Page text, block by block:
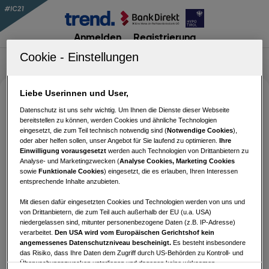
Anmelden Registrierung
#IC21 Phase 3 – Quiz 1
Für die Teilnahme an diesem Quiz musst du
angemeldet sein.
Benutzername oder E-Mail-Adresse
Passwort
Liebe Userinnen und User,
Datenschutz ist uns sehr wichtig. Um Ihnen die Dienste dieser Webseite
bereitstellen zu können, werden Cookies und ähnliche Technologien
eingesetzt, die zum Teil technisch notwendig sind (Notwendige Cookies),
oder aber helfen sollen, unser Angebot für Sie laufend zu optimieren.
Ihre
Einwilligung vorausgesetzt werden auch Technologien von Drittanbietern zu
Analyse- und Marketingzwecken (Analyse Cookies, Marketing Cookies
sowie Funktionale Cookies) eingesetzt, die es erlauben, Ihren Interessen
entsprechende Inhalte anzubieten.
Mit diesen dafür eingesetzten Cookies und Technologien werden von uns und
von Drittanbietern, die zum Teil auch außerhalb der EU (u.a. USA)
niedergelassen sind, mitunter personenbezogene Daten (z.B. IP-Adresse)
verarbeitet. Den USA wird vom Europäischen Gerichtshof kein
angemessenes Datenschutzniveau bescheinigt. Es besteht insbesondere
das Risiko, dass Ihre Daten dem Zugriff durch US-Behörden zu Kontroll- und
Überwachungszwecken unterliegen und dagegen keine wirksamen